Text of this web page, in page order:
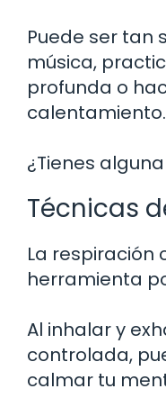
Puede ser tan
música,
profunda o
calentamiento.
¿Tienes
Técnicas
La respiración
herramienta
Al inhalar y
controlada,
calmar tu